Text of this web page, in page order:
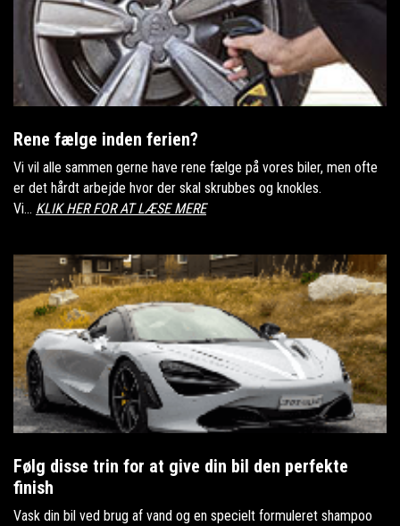
Rene fælge inden ferien?
Vi vil alle sammen gerne have rene fælge på vores biler, men ofte
er det hårdt arbejde hvor der skal skrubbes og knokles.
Vi... KLIK HER FOR AT LÆSE MERE
Følg disse trin for at give din bil den perfekte
finish
Vask din bil ved brug af vand og en specielt formuleret shampoo